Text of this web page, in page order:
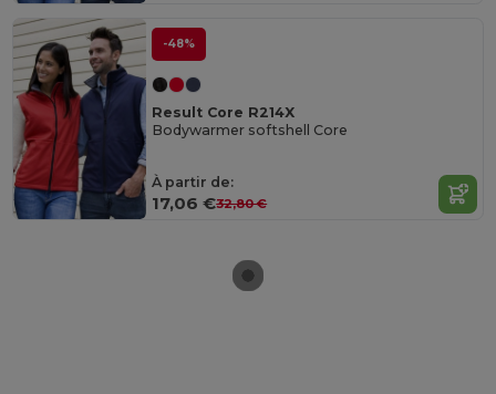
-48%
Result Core R214X
Bodywarmer softshell Core
À partir de:
17,06 €32,80 €